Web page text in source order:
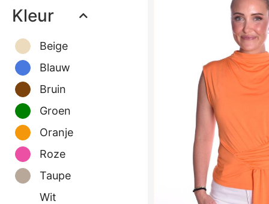
Kleur
Beige
Blauw
Bruin
Groen
Oranje
Roze
Taupe
Wit